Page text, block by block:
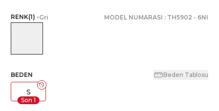
RENK(1) •Gri MODEL NUMARASI : TH5902 - 6NI
BEDEN Beden Tablosu
S
Son1